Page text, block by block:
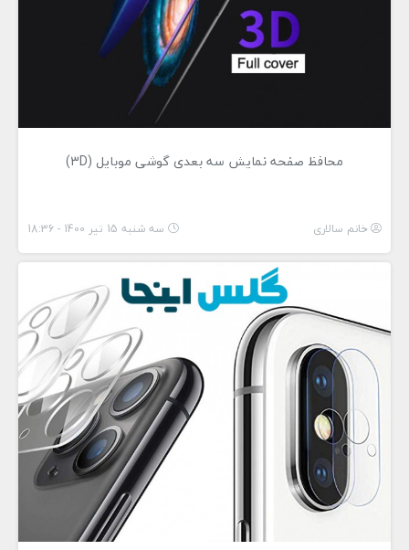
محافظ صفحه نمایش سه بعدی گوشی موبایل (3D)
خانم سالاری سه شنبه 15 تیر 1400 - 18:36